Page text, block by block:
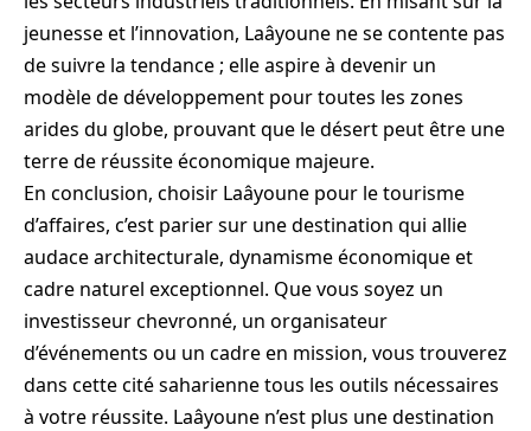
jeunesse et l’innovation, Laâyoune ne se contente pas
de suivre la tendance ; elle aspire à devenir un
modèle de développement pour toutes les zones
arides du globe, prouvant que le désert peut être une
terre de réussite économique majeure.
En conclusion, choisir Laâyoune pour le tourisme
d’affaires, c’est parier sur une destination qui allie
audace architecturale, dynamisme économique et
cadre naturel exceptionnel. Que vous soyez un
investisseur chevronné, un organisateur
d’événements ou un cadre en mission, vous trouverez
dans cette cité saharienne tous les outils nécessaires
à votre réussite. Laâyoune n’est plus une destination